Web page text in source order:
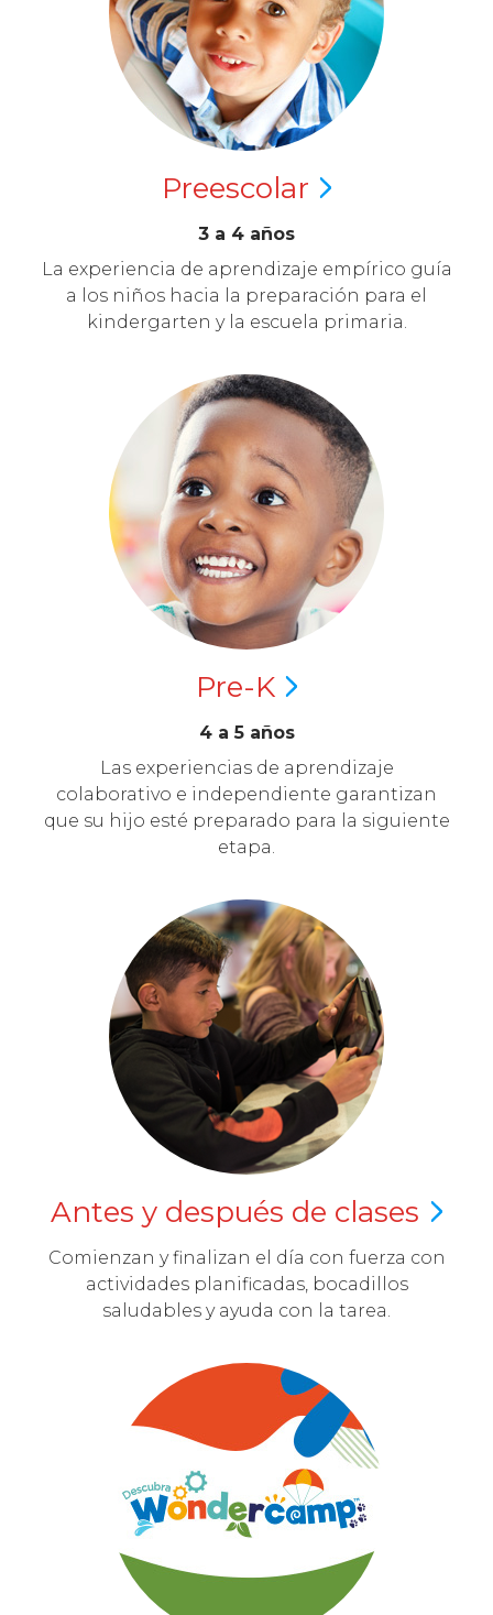
Preescolar
3 a 4 años
La experiencia de aprendizaje empírico guía
a los niños hacia la preparación para el
kindergarten y la escuela primaria.
Pre-K
4 a 5 años
Las experiencias de aprendizaje
colaborativo e independiente garantizan
que su hijo esté preparado para la siguiente
etapa.
Antes y después de clases
Comienzan y finalizan el día con fuerza con
actividades planificadas, bocadillos
saludables y ayuda con la tarea.